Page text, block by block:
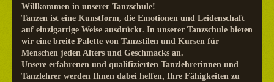
Willkommen in unserer Tanzschule!
Tanzen ist eine Kunstform, die Emotionen und Leidenschaft
auf einzigartige Weise ausdrückt. In unserer Tanzschule bieten
wir eine breite Palette von Tanzstilen und Kursen für
Menschen jeden Alters und Geschmacks an.
Unsere erfahrenen und qualifizierten Tanzlehrerinnen und
Tanzlehrer werden Ihnen dabei helfen, Ihre Fähigkeiten zu